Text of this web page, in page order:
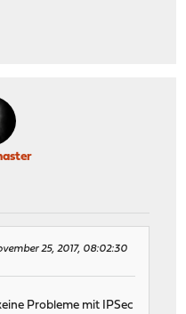
25, 2017, 08:02:30
Probleme mit IPSec